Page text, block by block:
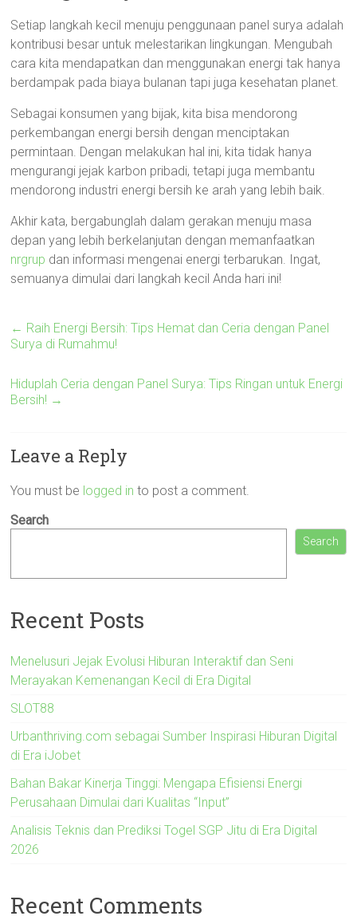
Setiap langkah kecil menuju penggunaan panel surya adalah
kontribusi besar untuk melestarikan lingkungan. Mengubah
cara kita mendapatkan dan menggunakan energi tak hanya
berdampak pada biaya bulanan tapi juga kesehatan planet.
Sebagai konsumen yang bijak, kita bisa mendorong
perkembangan energi bersih dengan menciptakan
permintaan. Dengan melakukan hal ini, kita tidak hanya
mengurangi jejak karbon pribadi, tetapi juga membantu
mendorong industri energi bersih ke arah yang lebih baik.
Akhir kata, bergabunglah dalam gerakan menuju masa
depan yang lebih berkelanjutan dengan memanfaatkan
nrgrup dan informasi mengenai energi terbarukan. Ingat,
semuanya dimulai dari langkah kecil Anda hari ini!
← Raih Energi Bersih: Tips Hemat dan Ceria dengan Panel
Surya di Rumahmu!
Hiduplah Ceria dengan Panel Surya: Tips Ringan untuk Energi
Bersih! →
Leave a Reply
You must be logged in to post a comment.
Search
Search
Recent Posts
Menelusuri Jejak Evolusi Hiburan Interaktif dan Seni
Merayakan Kemenangan Kecil di Era Digital
SLOT88
Urbanthriving.com sebagai Sumber Inspirasi Hiburan Digital
di Era iJobet
Bahan Bakar Kinerja Tinggi: Mengapa Efisiensi Energi
Perusahaan Dimulai dari Kualitas “Input”
Analisis Teknis dan Prediksi Togel SGP Jitu di Era Digital
2026
Recent Comments